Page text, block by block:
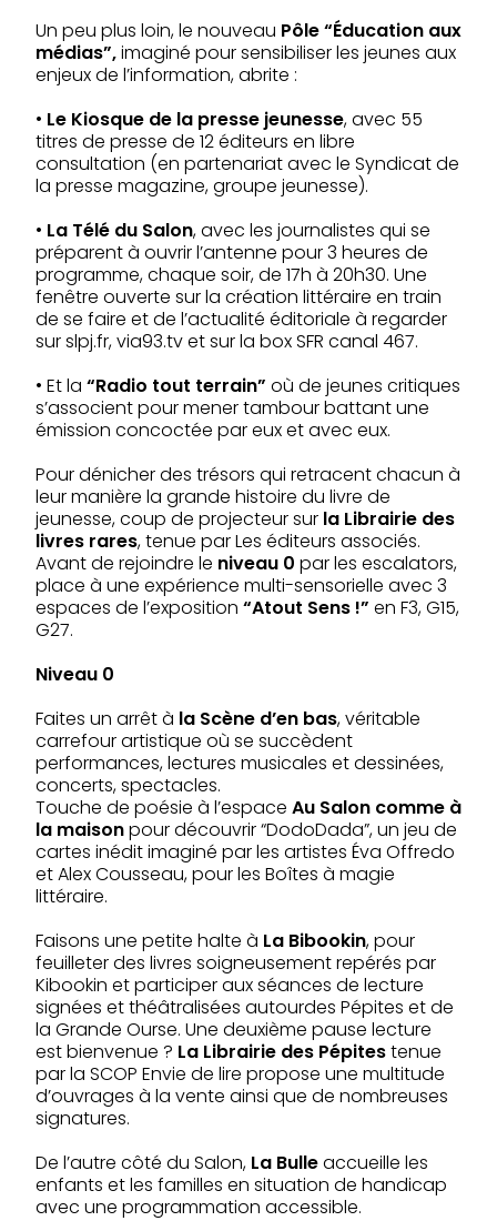
Un peu plus loin, le nouveau Pôle “Éducation aux
médias”,imaginé pour sensibiliser les jeunes aux
enjeux de l’information, abrite :
• Le Kiosque de la presse jeunesse, avec 55
titres de presse de 12 éditeurs en libre
consultation (en partenariat avec le Syndicat de
la presse magazine, groupe jeunesse).
• La Télé du Salon, avec les journalistes qui se
préparent à ouvrir l’antenne pour 3 heures de
programme, chaque soir, de 17h à 20h30. Une
fenêtre ouverte sur la création littéraire en train
de se faire et de l’actualité éditoriale à regarder
sur slpj.fr, via93.tv et sur la box SFR canal 467.
• Et la “Radio tout terrain” où de jeunes critiques
s’associent pour mener tambour battant une
émission concoctée par eux et avec eux.
Pour dénicher des trésors qui retracent chacun à
leur manière la grande histoire du livre de
jeunesse, coup de projecteur sur la Librairie des
livres rares, tenue par Les éditeurs associés.
Avant de rejoindre le niveau 0 par les escalators,
place à une expérience multi-sensorielle avec 3
espaces de l’exposition “Atout Sens !” en F3, G15,
G27.
Niveau 0
Faites un arrêt à la Scène d’en bas, véritable
carrefour artistique où se succèdent
performances, lectures musicales et dessinées,
concerts, spectacles.
Touche de poésie à l’espace Au Salon comme à
la maisonpour découvrir “DodoDada”, un jeu de
cartes inédit imaginé par les artistes Éva Offredo
et Alex Cousseau, pour les Boîtes à magie
littéraire.
Faisons une petite halte à La Bibookin, pour
feuilleter des livres soigneusement repérés par
Kibookin et participer aux séances de lecture
signées et théâtralisées autourdes Pépites et de
la Grande Ourse. Une deuxième pause lecture
est bienvenue ? La Librairie des Pépitestenue
par la SCOP Envie de lire propose une multitude
d’ouvrages à la vente ainsi que de nombreuses
signatures.
De l’autre côté du Salon, La Bulleaccueille les
enfants et les familles en situation de handicap
avec une programmation accessible.